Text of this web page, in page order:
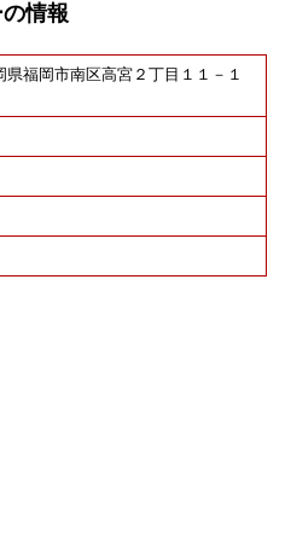
の情報
県福岡市南区高宮２丁目１１－１